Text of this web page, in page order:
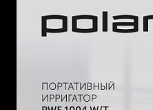
USB кабель, адаптер.